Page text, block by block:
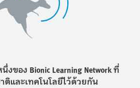
ของ Bionic Learning Network ที่
ติและเทคโนโลยีไว้ด้วยกัน